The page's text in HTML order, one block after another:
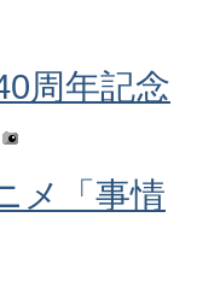
周年記念
メ「事情